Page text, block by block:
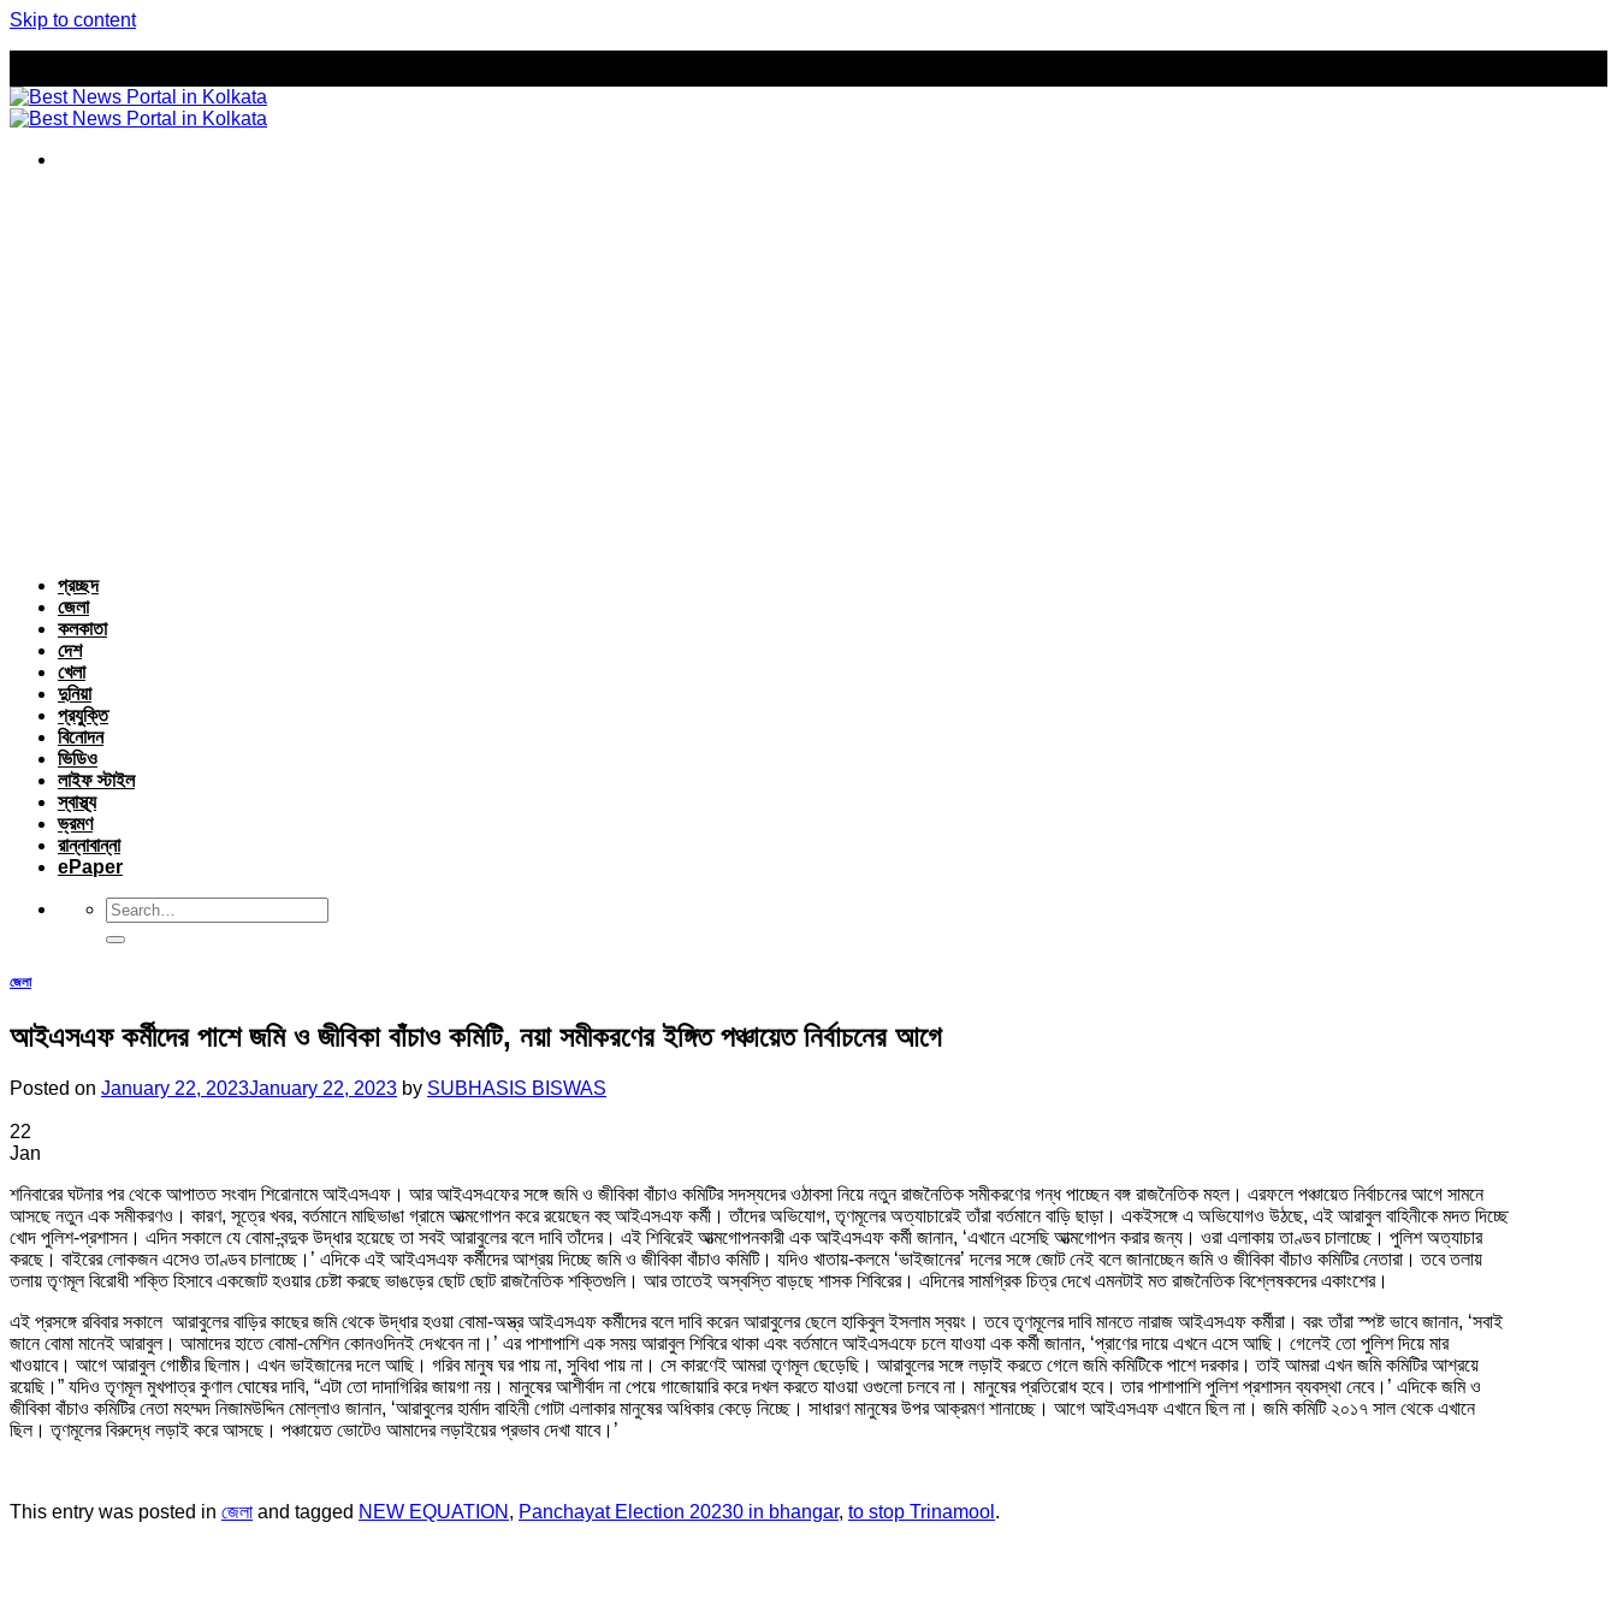
Skip to content
প্রচ্ছদ
জেলা
কলকাতা
দেশ
খেলা
দুনিয়া
প্রযুক্তি
বিনোদন
ভিডিও
লাইফ স্টাইল
স্বাস্থ্য
ভ্রমণ
রান্নাবান্না
ePaper
জেলা
আইএসএফ কর্মীদের পাশে জমি ও জীবিকা বাঁচাও কমিটি, নয়া সমীকরণের ইঙ্গিত পঞ্চায়েত নির্বাচনের আগে
Posted on January 22, 2023January 22, 2023 by SUBHASIS BISWAS
22
Jan
শনিবারের ঘটনার পর থেকে আপাতত সংবাদ শিরোনামে আইএসএফ। আর আইএসএফের সঙ্গে জমি ও জীবিকা বাঁচাও কমিটির সদস্যদের ওঠাবসা নিয়ে নতুন রাজনৈতিক সমীকরণের গন্ধ পাচ্ছেন বঙ্গ রাজনৈতিক মহল। এরফলে পঞ্চায়েত নির্বাচনের আগে সামনে
আসছে নতুন এক সমীকরণও। কারণ, সূত্রে খবর, বর্তমানে মাছিভাঙা গ্রামে আত্মগোপন করে রয়েছেন বহু আইএসএফ কর্মী। তাঁদের অভিযোগ, তৃণমূলের অত্যাচারেই তাঁরা বর্তমানে বাড়ি ছাড়া। একইসঙ্গে এ অভিযোগও উঠছে, এই আরাবুল বাহিনীকে মদত দিচ্ছে
খোদ পুলিশ-প্রশাসন। এদিন সকালে যে বোমা-বন্দুক উদ্ধার হয়েছে তা সবই আরাবুলের বলে দাবি তাঁদের। এই শিবিরেই আত্মগোপনকারী এক আইএসএফ কর্মী জানান, ‘এখানে এসেছি আত্মগোপন করার জন্য। ওরা এলাকায় তাণ্ডব চালাচ্ছে। পুলিশ অত্যাচার
করছে। বাইরের লোকজন এসেও তাণ্ডব চালাচ্ছে।’ এদিকে এই আইএসএফ কর্মীদের আশ্রয় দিচ্ছে জমি ও জীবিকা বাঁচাও কমিটি। যদিও খাতায়-কলমে ‘ভাইজানের’ দলের সঙ্গে জোট নেই বলে জানাচ্ছেন জমি ও জীবিকা বাঁচাও কমিটির নেতারা। তবে তলায়
তলায় তৃণমূল বিরোধী শক্তি হিসাবে একজোট হওয়ার চেষ্টা করছে ভাঙড়ের ছোট ছোট রাজনৈতিক শক্তিগুলি। আর তাতেই অস্বস্তি বাড়ছে শাসক শিবিরের। এদিনের সামগ্রিক চিত্র দেখে এমনটাই মত রাজনৈতিক বিশ্লেষকদের একাংশের।
এই প্রসঙ্গে রবিবার সকালে আরাবুলের বাড়ির কাছের জমি থেকে উদ্ধার হওয়া বোমা-অস্ত্র আইএসএফ কর্মীদের বলে দাবি করেন আরাবুলের ছেলে হাকিবুল ইসলাম স্বয়ং। তবে তৃণমূলের দাবি মানতে নারাজ আইএসএফ কর্মীরা। বরং তাঁরা স্পষ্ট ভাবে জানান, ‘সবাই
জানে বোমা মানেই আরাবুল। আমাদের হাতে বোমা-মেশিন কোনওদিনই দেখবেন না।’ এর পাশাপাশি এক সময় আরাবুল শিবিরে থাকা এবং বর্তমানে আইএসএফে চলে যাওযা এক কর্মী জানান, ‘প্রাণের দায়ে এখনে এসে আছি। গেলেই তো পুলিশ দিয়ে মার
খাওয়াবে। আগে আরাবুল গোষ্ঠীর ছিলাম। এখন ভাইজানের দলে আছি। গরিব মানুষ ঘর পায় না, সুবিধা পায় না। সে কারণেই আমরা তৃণমূল ছেড়েছি। আরাবুলের সঙ্গে লড়াই করতে গেলে জমি কমিটিকে পাশে দরকার। তাই আমরা এখন জমি কমিটির আশ্রয়ে
রয়েছি।” যদিও তৃণমূল মুখপাত্র কুণাল ঘোষের দাবি, “এটা তো দাদাগিরির জায়গা নয়। মানুষের আশীর্বাদ না পেয়ে গাজোয়ারি করে দখল করতে যাওয়া ওগুলো চলবে না। মানুষের প্রতিরোধ হবে। তার পাশাপাশি পুলিশ প্রশাসন ব্যবস্থা নেবে।’ এদিকে জমি ও
জীবিকা বাঁচাও কমিটির নেতা মহম্মদ নিজামউদ্দিন মোল্লাও জানান, ‘আরাবুলের হার্মাদ বাহিনী গোটা এলাকার মানুষের অধিকার কেড়ে নিচ্ছে। সাধারণ মানুষের উপর আক্রমণ শানাচ্ছে। আগে আইএসএফ এখানে ছিল না। জমি কমিটি ২০১৭ সাল থেকে এখানে
ছিল। তৃণমূলের বিরুদ্ধে লড়াই করে আসছে। পঞ্চায়েত ভোটেও আমাদের লড়াইয়ের প্রভাব দেখা যাবে।’
This entry was posted in জেলা and tagged NEW EQUATION , Panchayat Election 20230 in bhangar, to stop Trinamool .